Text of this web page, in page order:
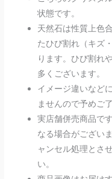
状態です。
天然石は性質上色
たひび割れ（キズ
ります。ひび割れ
多くございます。
イメージ違いなど
ませんので予めご
実店舗併売商品で
なる場合がござい
ャンセル処理とさ
い。